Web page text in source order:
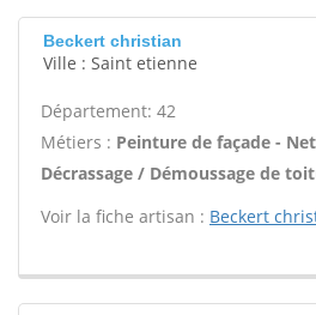
Beckert christian
Ville : Saint etienne
Département: 42
Métiers : Peinture de façade -
Décrassage / Démoussage de
Voir la fiche artisan : Beckert